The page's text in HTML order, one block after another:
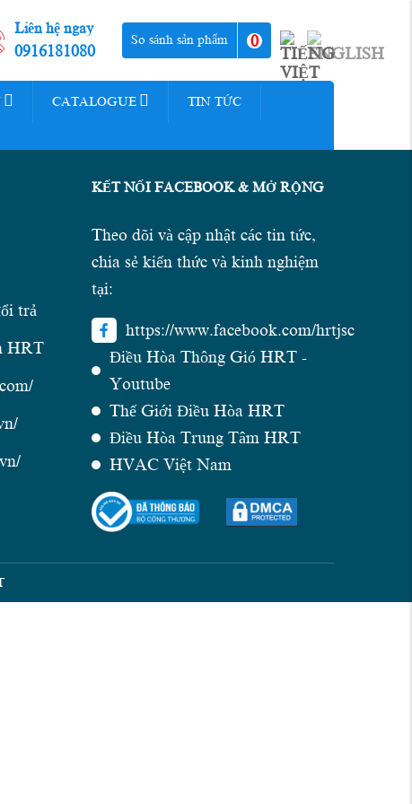
Liên hệ ngay
0916181080
So sánh sản phẩm 0
CATALOGUE TIN TỨC
trả
HRT
KẾT NỐI FACEBOOK & MỞ RỘNG
Theo dõi và cập nhật các tin tức,
chia sẻ kiến thức và kinh nghiệm
tại:
https://www.facebook.com/hrtjsc
Điều Hòa Thông Gió HRT -
Youtube
Thế Giới Điều Hòa HRT
Điều Hòa Trung Tâm HRT
HVAC Việt Nam